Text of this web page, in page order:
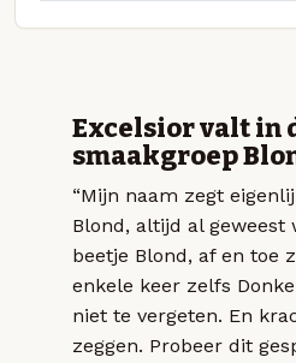
Excelsior valt in
smaakgroep
“Mijn naam zegt
Blond, altijd al geweest
beetje Blond, af en toe
enkele keer zelfs
niet te vergeten. En
zeggen. Probeer dit